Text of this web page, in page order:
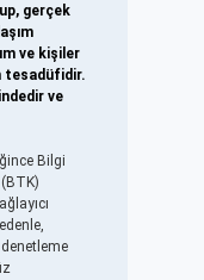
gerçek
ve kişiler
tesadüfidir.
ve
Bilgi